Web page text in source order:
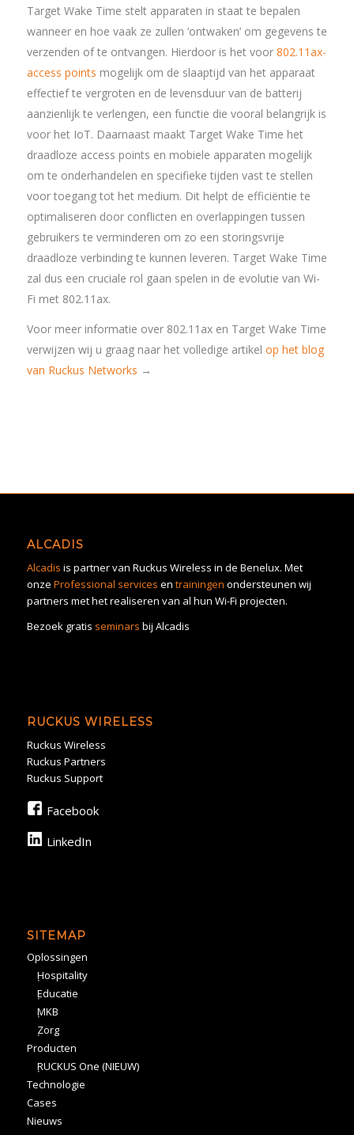
Target Wake Time stelt apparaten in staat te bepalen
wanneer en hoe vaak ze zullen ‘ontwaken’ om gegevens te
verzenden of te ontvangen. Hierdoor is het voor 802.11ax-
access points mogelijk om de slaaptijd van het apparaat
effectief te vergroten en de levensduur van de batterij
aanzienlijk te verlengen, een functie die vooral belangrijk is
voor het IoT. Daarnaast maakt Target Wake Time het
draadloze access points en mobiele apparaten mogelijk
om te onderhandelen en specifieke tijden vast te stellen
voor toegang tot het medium. Dit helpt de efficiëntie te
optimaliseren door conflicten en overlappingen tussen
gebruikers te verminderen om zo een storingsvrije
draadloze verbinding te kunnen leveren. Target Wake Time
zal dus een cruciale rol gaan spelen in de evolutie van Wi-
Fi met 802.11ax.
Voor meer informatie over 802.11ax en Target Wake Time
verwijzen wij u graag naar het volledige artikel op het blog
van Ruckus Networks →
ALCADIS
Alcadis is partner van Ruckus Wireless in de Benelux. Met
onze Professional services en trainingen ondersteunen wij
partners met het realiseren van al hun Wi-Fi projecten.
Bezoek gratis seminars bij Alcadis
RUCKUS WIRELESS
Ruckus Wireless
Ruckus Partners
Ruckus Support
Facebook
LinkedIn
SITEMAP
Oplossingen
Hospitality
Educatie
MKB
Zorg
Producten
RUCKUS One (NIEUW)
Technologie
Cases
Nieuws